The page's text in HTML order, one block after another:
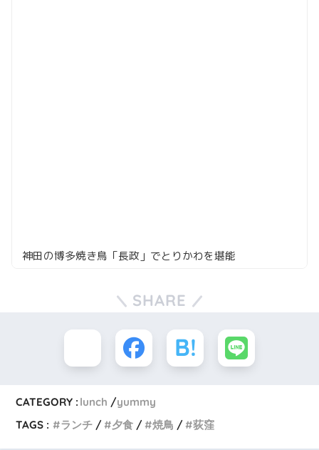
神田の博多焼き鳥「長政」でとりかわを堪能
SHARE
CATEGORY : lunch
yummy
TAGS :
ランチ 夕食 焼鳥 荻窪